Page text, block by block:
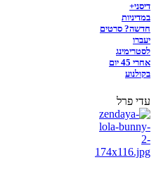
דיסני+
במדיניות
חדשה? סרטים
יעברו
לסטרימינג
אחרי 45 יום
בקולנוע
עדי פרל